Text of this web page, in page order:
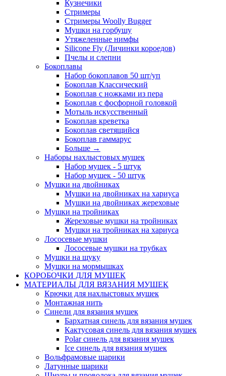
Кузнечики
Стримеры
Стримеры Woolly Bugger
Мушки на горбушу
Утяжеленные нимфы
Silicone Fly (Личинки короедов)
Пчелы и слепни
Бокоплавы
Набор бокоплавов 50 шт/уп
Бокоплав Классический
Бокоплав с ножками из пера
Бокоплав с фосфорной головкой
Мотыль искусственный
Бокоплав креветка
Бокоплав светящийся
Бокоплав гаммарус
Больше →
Наборы нахлыстовых мушек
Набор мушек - 5 штук
Набор мушек - 50 штук
Мушки на двойниках
Мушки на двойниках на хариуса
Мушки на двойниках жереховые
Мушки на тройниках
Жереховые мушки на тройниках
Мушки на тройниках на хариуса
Лососевые мушки
Лососевые мушки на трубках
Мушки на щуку
Мушки на мормышках
КОРОБОЧКИ ДЛЯ МУШЕК
МАТЕРИАЛЫ ДЛЯ ВЯЗАНИЯ МУШЕК
Крючки для нахлыстовых мушек
Монтажная нить
Синели для вязания мушек
Бархатная синель для вязания мушек
Кактусовая синель для вязания мушек
Polar синель для вязания мушек
Ice синель для вязания мушек
Вольфрамовые шарики
Латунные шарики